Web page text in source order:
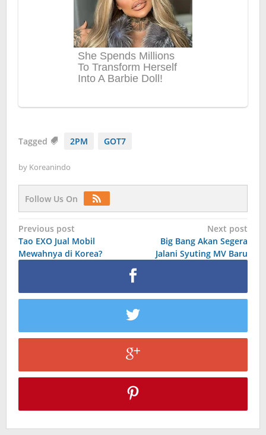
Tagged 2PM GOT7
by Koreanindo
Follow Us On
Post
navigation
Previous post
Tao EXO Jual Mobil
Mewahnya di Korea?
Next post
Big Bang Akan Segera
Jalani Syuting MV Baru